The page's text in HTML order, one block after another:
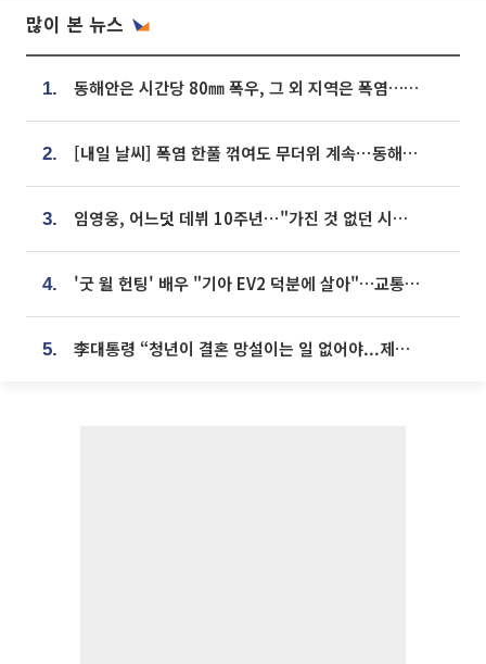
많이 본 뉴스
1. 동해안은 시간당 80㎜ 폭우, 그 외 지역은 폭염…‘극과 극 날씨’
2. [내일 날씨] 폭염 한풀 꺾여도 무더위 계속⋯동해안 이틀 연속 비
3. 임영웅, 어느덧 데뷔 10주년⋯"가진 것 없던 시절, 내 앞엔 20명의 팬뿐"
4. '굿 윌 헌팅' 배우 "기아 EV2 덕분에 살아"…교통사고 후 안전성 극찬
5. 李대통령 “청년이 결혼 망설이는 일 없어야...제도상 불이익 조사”